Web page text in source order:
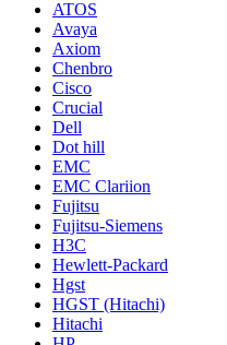
ATOS
Avaya
Axiom
Chenbro
Cisco
Crucial
Dell
Dot hill
EMC
EMC Clariion
Fujitsu
Fujitsu-Siemens
H3C
Hewlett-Packard
Hgst
HGST (Hitachi)
Hitachi